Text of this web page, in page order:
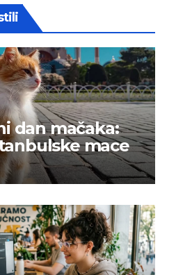
dan mačaka:
mace